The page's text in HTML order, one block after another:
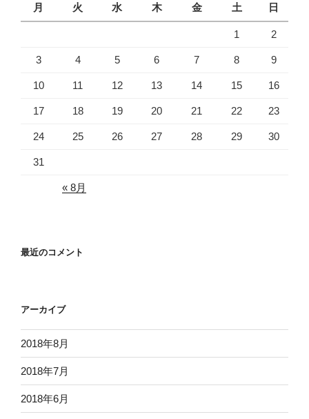
月
火 水 木 金 土 日
1 2
3 4 5 6 7 8 9
10 11 12 13 14 15 16
17 18 19 20 21 22 23
24 25 26 27 28 29 30
31
« 8月
最近のコメント
アーカイブ
2018年8月
2018年7月
2018年6月